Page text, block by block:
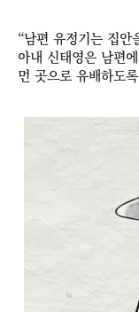
“남편 유정기는 집
아내 신태영은 남편
먼 곳으로 유배하도